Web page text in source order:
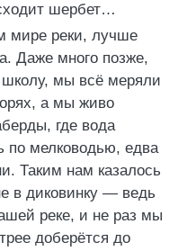
шербет…
мире реки, лучше
Даже много позже,
мы всё меряли
а мы живо
где вода
по мелководью, едва
Таким нам казалось
в диковинку — ведь
реке, и не раз мы
доберётся до